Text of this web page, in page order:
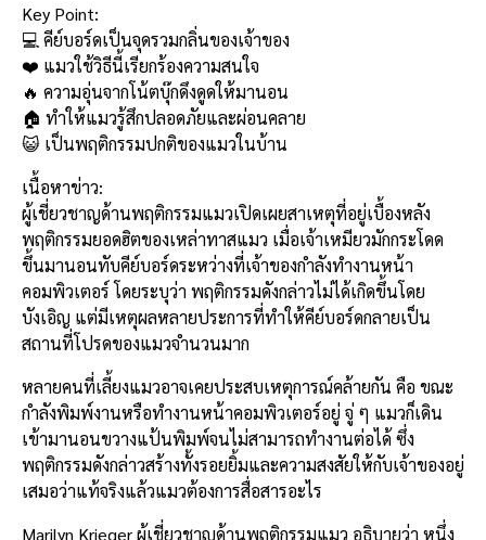
o
k
Key Point:
💻 คีย์บอร์ดเป็นจุดรวมกลิ่นของเจ้าของ
❤️ แมวใช้วิธีนี้เรียกร้องความสนใจ
🔥 ความอุ่นจากโน้ตบุ๊กดึงดูดให้มานอน
🏠 ทำให้แมวรู้สึกปลอดภัยและผ่อนคลาย
😺 เป็นพฤติกรรมปกติของแมวในบ้าน
เนื้อหาข่าว:
ผู้เชี่ยวชาญด้านพฤติกรรมแมวเปิดเผยสาเหตุที่อยู่เบื้องหลัง
พฤติกรรมยอดฮิตของเหล่าทาสแมว เมื่อเจ้าเหมียวมักกระโดด
ขึ้นมานอนทับคีย์บอร์ดระหว่างที่เจ้าของกำลังทำงานหน้า
คอมพิวเตอร์ โดยระบุว่า พฤติกรรมดังกล่าวไม่ได้เกิดขึ้นโดย
บังเอิญ แต่มีเหตุผลหลายประการที่ทำให้คีย์บอร์ดกลายเป็น
สถานที่โปรดของแมวจำนวนมาก
หลายคนที่เลี้ยงแมวอาจเคยประสบเหตุการณ์คล้ายกัน คือ ขณะ
กำลังพิมพ์งานหรือทำงานหน้าคอมพิวเตอร์อยู่ จู่ ๆ แมวก็เดิน
เข้ามานอนขวางแป้นพิมพ์จนไม่สามารถทำงานต่อได้ ซึ่ง
พฤติกรรมดังกล่าวสร้างทั้งรอยยิ้มและความสงสัยให้กับเจ้าของอยู่
เสมอว่าแท้จริงแล้วแมวต้องการสื่อสารอะไร
Marilyn Krieger ผู้เชี่ยวชาญด้านพฤติกรรมแมว อธิบายว่า หนึ่ง